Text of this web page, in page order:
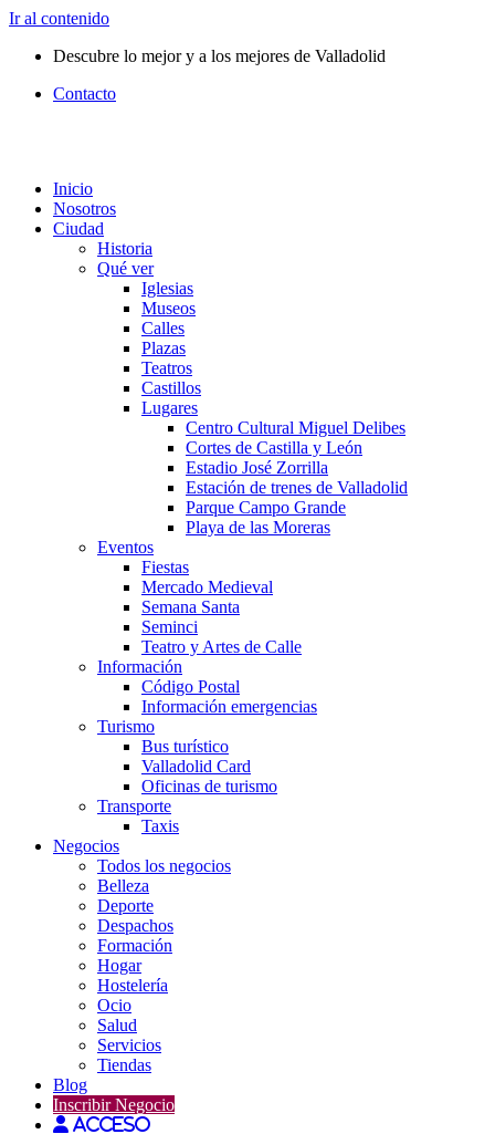
Ir al contenido
Descubre lo mejor y a los mejores de Valladolid
Contacto
Inicio
Nosotros
Ciudad
Historia
Qué ver
Iglesias
Museos
Calles
Plazas
Teatros
Castillos
Lugares
Centro Cultural Miguel Delibes
Cortes de Castilla y León
Estadio José Zorrilla
Estación de trenes de Valladolid
Parque Campo Grande
Playa de las Moreras
Eventos
Fiestas
Mercado Medieval
Semana Santa
Seminci
Teatro y Artes de Calle
Información
Código Postal
Información emergencias
Turismo
Bus turístico
Valladolid Card
Oficinas de turismo
Transporte
Taxis
Negocios
Todos los negocios
Belleza
Deporte
Despachos
Formación
Hogar
Hostelería
Ocio
Salud
Servicios
Tiendas
Blog
Inscribir Negocio
Acceso